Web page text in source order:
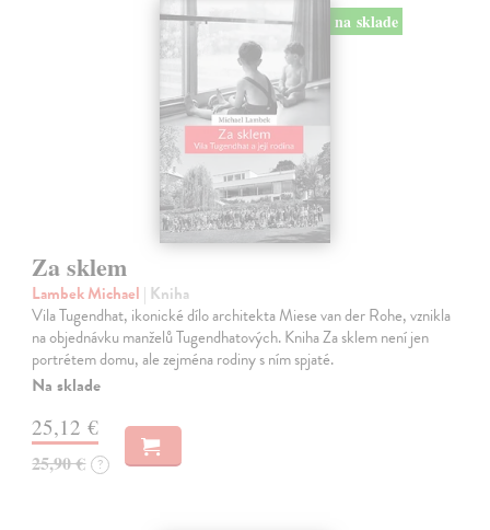
na sklade
Za sklem
Lambek Michael | Kniha
Vila Tugendhat, ikonické dílo architekta Miese van der Rohe, vznikla
na objednávku manželů Tugendhatových. Kniha Za sklem není jen
portrétem domu, ale zejména rodiny s ním spjaté.
Na sklade
25,12 €
25,90 € ?